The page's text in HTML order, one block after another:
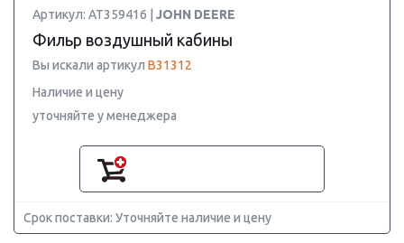
Артикул: AT359416 | JOHN DEERE
Фильр воздушный кабины
Вы искали артикул B31312
Наличие и цену
уточняйте у менеджера
Срок поставки: Уточняйте наличие и цену